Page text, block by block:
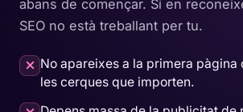
abans de començar. Si en
SEO no està treballant per tu.
No apareixes a la primera pàgina
les cerques que importen.